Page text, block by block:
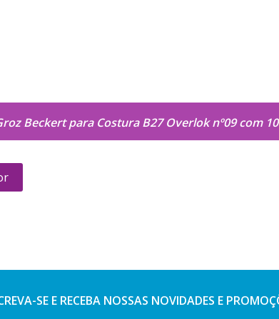
Beckert para Costura B27 Overlok nº09 com
SE E RECEBA NOSSAS NOVIDADES E